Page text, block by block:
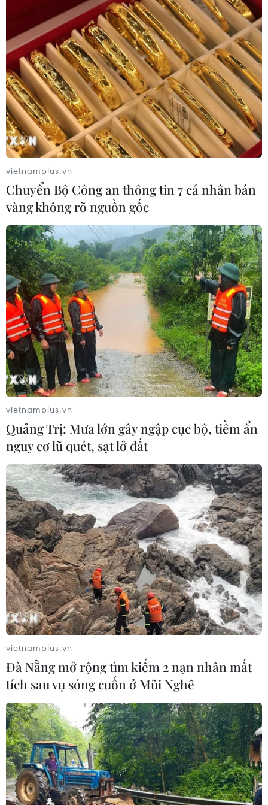
vietnamplus.vn
Chuyển Bộ Công an thông tin 7 cá nhân bán
vàng không rõ nguồn gốc
vietnamplus.vn
Quảng Trị: Mưa lớn gây ngập cục bộ, tiềm ẩn
nguy cơ lũ quét, sạt lở đất
vietnamplus.vn
Đà Nẵng mở rộng tìm kiếm 2 nạn nhân mất
tích sau vụ sóng cuốn ở Mũi Nghê